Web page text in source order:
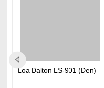
Loa Dalton LS-901 (Đen)